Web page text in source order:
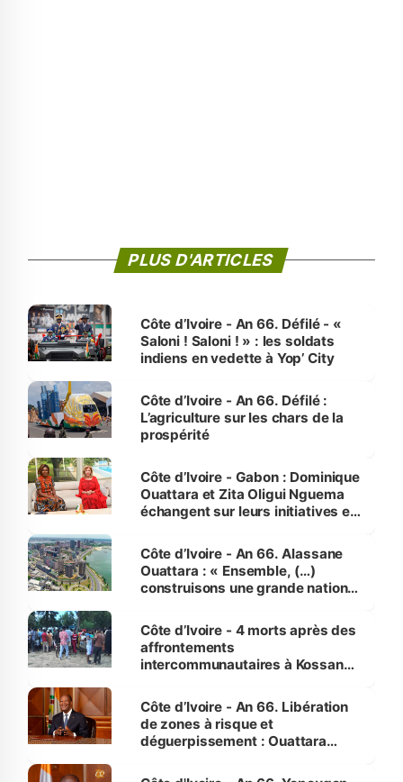
PLUS D'ARTICLES
Côte d’Ivoire - An 66. Défilé - «
Saloni ! Saloni ! » : les soldats
indiens en vedette à Yop’ City
Côte d’Ivoire - An 66. Défilé :
L’agriculture sur les chars de la
prospérité
Côte d’Ivoire - Gabon : Dominique
Ouattara et Zita Oligui Nguema
échangent sur leurs initiatives en
enfants
Côte d’Ivoire - An 66. Alassane
Ouattara : « Ensemble, (…)
construisons une grande nation
générations futures »
Côte d’Ivoire - 4 morts après des
affrontements
intercommunautaires à Kossandji
milieu des sinistrés
Côte d’Ivoire - An 66. Libération
de zones à risque et
déguerpissement : Ouattara
l'Etat de droit pour préserver les